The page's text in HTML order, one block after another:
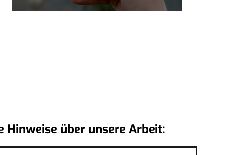
Hinweise über unsere Arbeit: